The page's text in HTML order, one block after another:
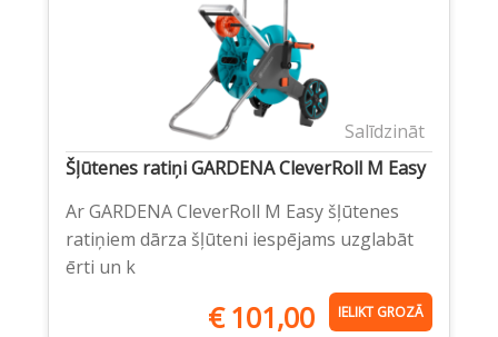
Salīdzināt
Šļūtenes ratiņi GARDENA CleverRoll M Easy
Ar GARDENA CleverRoll M Easy šļūtenes
ratiņiem dārza šļūteni iespējams uzglabāt
ērti un k
€101,00 IELIKT GROZĀ